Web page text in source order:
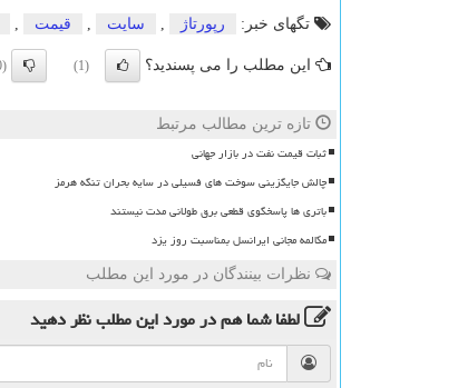
تگهای خبر: رپورتاژ سایت قیمت
این مطلب را می پسندید؟ (1)
(0)
تازه ترین مطالب مرتبط
ثبات قیمت نفت در بازار جهانی
چالش جایگزینی سوخت های فسیلی در سایه بحران تنگه هرمز
باتری ها پاسخگوی قطعی برق طولانی مدت نیستند
مکالمه مجانی ایرانسل بمناسبت روز یزد
نظرات بینندگان در مورد این مطلب
لطفا شما همدر مورد این مطلبنظر دهید